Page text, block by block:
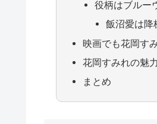
役柄はブルー
飯沼愛は降
映画でも花岡す
花岡すみれの魅
まとめ